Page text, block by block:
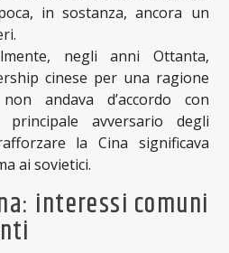
in sostanza, ancora un
negli anni Ottanta,
cinese per una ragione
andava d’accordo con
principale avversario degli
la Cina significava
ai sovietici.
interessi comuni